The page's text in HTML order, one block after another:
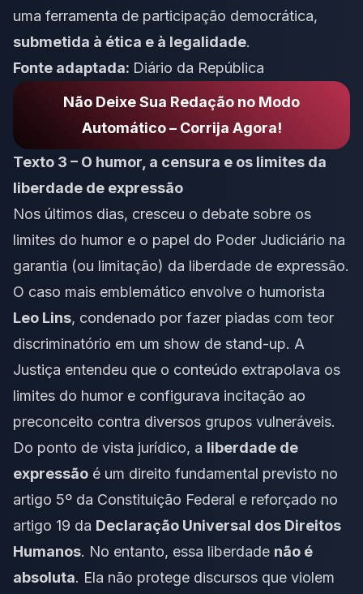
uma ferramenta de participação democrática,
submetida à ética e à legalidade.
Fonte adaptada: Diário da República
Não Deixe Sua Redação no Modo
Automático – Corrija Agora!
Texto 3 – O humor, a censura e os limites da
liberdade de expressão
Nos últimos dias, cresceu o debate sobre os
limites do humor e o papel do Poder Judiciário na
garantia (ou limitação) da liberdade de expressão.
O caso mais emblemático envolve o humorista
Leo Lins, condenado por fazer piadas com teor
discriminatório em um show de stand-up. A
Justiça entendeu que o conteúdo extrapolava os
limites do humor e configurava incitação ao
preconceito contra diversos grupos vulneráveis.
Do ponto de vista jurídico, a liberdade de
expressão é um direito fundamental previsto no
artigo 5º da Constituição Federal e reforçado no
artigo 19 da Declaração Universal dos Direitos
Humanos. No entanto, essa liberdade não é
absoluta. Ela não protege discursos que violem